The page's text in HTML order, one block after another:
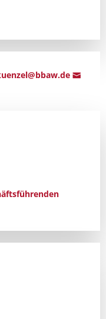
baw.de